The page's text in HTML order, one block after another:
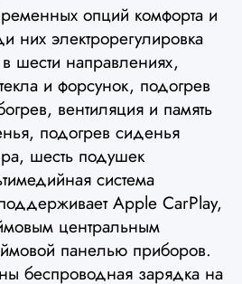
опций комфорта и
них электрорегулировка
шести направлениях,
и форсунок, подогрев
вентиляция и память
подогрев сиденья
шесть подушек
система
Apple CarPlay,
центральным
панелью приборов.
беспроводная зарядка на